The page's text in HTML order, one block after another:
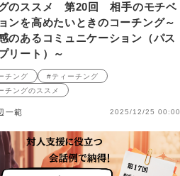
のススメ 第20回 相手のモチベ
ンを高めたいときのコーチング～
のあるコミュニケーション（パス
リート）～
チング
#ティーチング
チングのススメ
一範 2025/12/25 00:00